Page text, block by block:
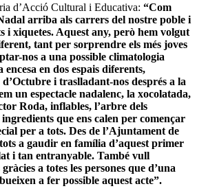
d’Acció Cultural i Educativa: “Com
arriba als carrers del nostre poble i
i xiquetes. Aquest any, però hem volgut
tant per sorprendre els més joves
nos a una possible climatologia
en dos espais diferents,
i traslladant-nos després a la
un espectacle nadalenc, la xocolatada,
Roda, inflables, l’arbre dels
que ens calen per començar
per a tots. Des de l’Ajuntament de
a gaudir en família d’aquest primer
i tan entranyable. També vull
a totes les persones que d’una
a fer possible aquest acte”.